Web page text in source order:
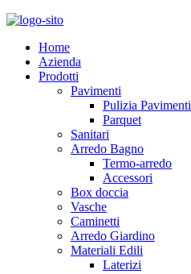
Home
Azienda
Prodotti
Pavimenti
Pulizia Pavimenti
Parquet
Sanitari
Arredo Bagno
Termo-arredo
Accessori
Box doccia
Vasche
Caminetti
Arredo Giardino
Materiali Edili
Laterizi